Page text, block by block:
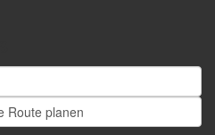
Route planen